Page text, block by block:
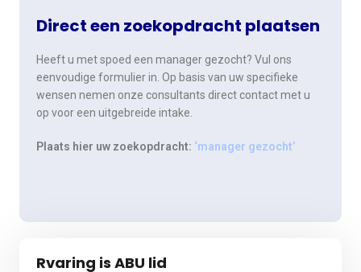
Direct een zoekopdracht plaatsen
Heeft u met spoed een manager gezocht? Vul ons
eenvoudige formulier in. Op basis van uw specifieke
wensen nemen onze consultants direct contact met u
op voor een uitgebreide intake.
Plaats hier uw zoekopdracht: ‘manager gezocht’
Rvaring is ABU lid